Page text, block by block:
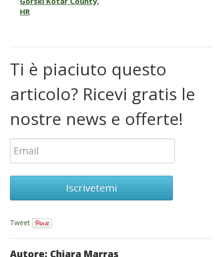
HR
Ti è piaciuto questo
articolo? Ricevi gratis le
nostre news e offerte!
Iscrivetemi
Tweet
Autore: Chiara Marras